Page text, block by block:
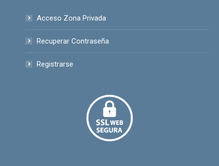
opens
new
opens
in
new
opens
in
new
Acceso Zona Privada
Recuperar Contraseña
Registrarse